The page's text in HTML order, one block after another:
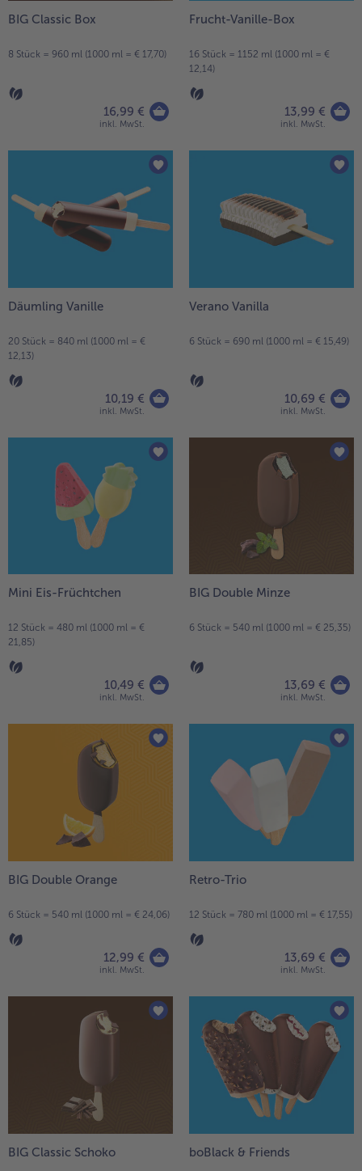
BIG Classic Box
8 Stück = 960 ml (1000 ml = € 17,70)
16,99 €
inkl. MwSt.
Frucht-Vanille-Box
16 Stück = 1152 ml (1000 ml = €
12,14)
13,99 €
inkl. MwSt.
Däumling Vanille
20 Stück = 840 ml (1000 ml = €
12,13)
10,19 €
inkl. MwSt.
Verano Vanilla
6 Stück = 690 ml (1000 ml = € 15,49)
10,69 €
inkl. MwSt.
Mini Eis-Früchtchen
12 Stück = 480 ml (1000 ml = €
21,85)
10,49 €
inkl. MwSt.
BIG Double Minze
6 Stück = 540 ml (1000 ml = € 25,35)
13,69 €
inkl. MwSt.
BIG Double Orange
6 Stück = 540 ml (1000 ml = € 24,06)
12,99 €
inkl. MwSt.
Retro-Trio
12 Stück = 780 ml (1000 ml = € 17,55)
13,69 €
inkl. MwSt.
BIG Classic Schoko boBlack & Friends